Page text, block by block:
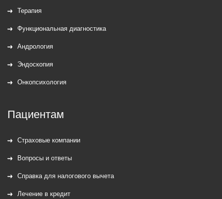
Терапия
Функциональная диагностика
Андрология
Эндоскопия
Онкопсихология
Пациентам
Страховые компании
Вопросы и ответы
Справка для налогового вычета
Лечение в кредит